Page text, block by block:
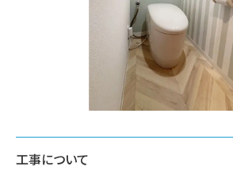
工事について